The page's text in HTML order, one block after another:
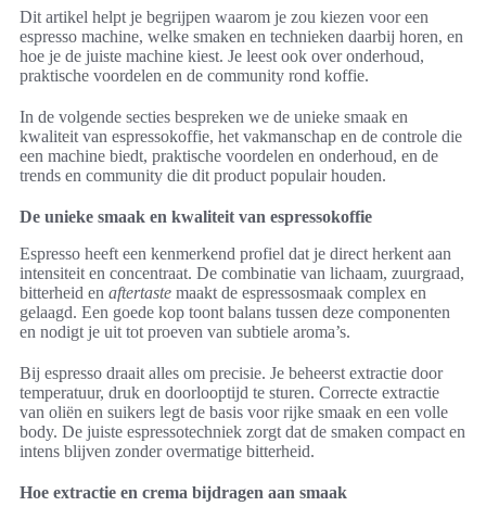
Dit artikel helpt je begrijpen waarom je zou kiezen voor een
espresso machine, welke smaken en technieken daarbij horen, en
hoe je de juiste machine kiest. Je leest ook over onderhoud,
praktische voordelen en de community rond koffie.
In de volgende secties bespreken we de unieke smaak en
kwaliteit van espressokoffie, het vakmanschap en de controle die
een machine biedt, praktische voordelen en onderhoud, en de
trends en community die dit product populair houden.
De unieke smaak en kwaliteit van espressokoffie
Espresso heeft een kenmerkend profiel dat je direct herkent aan
intensiteit en concentraat. De combinatie van lichaam, zuurgraad,
bitterheid en aftertaste maakt de espressosmaak complex en
gelaagd. Een goede kop toont balans tussen deze componenten
en nodigt je uit tot proeven van subtiele aroma’s.
Bij espresso draait alles om precisie. Je beheerst extractie door
temperatuur, druk en doorlooptijd te sturen. Correcte extractie
van oliën en suikers legt de basis voor rijke smaak en een volle
body. De juiste espressotechniek zorgt dat de smaken compact en
intens blijven zonder overmatige bitterheid.
Hoe extractie en crema bijdragen aan smaak